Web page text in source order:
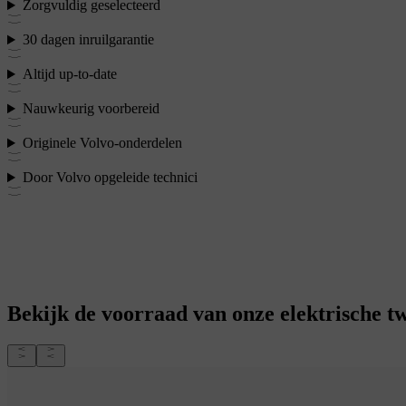
Zorgvuldig geselecteerd
30 dagen inruilgarantie
Altijd up-to-date
Nauwkeurig voorbereid
Originele Volvo-onderdelen
Door Volvo opgeleide technici
Bekijk de voorraad van onze elektrische